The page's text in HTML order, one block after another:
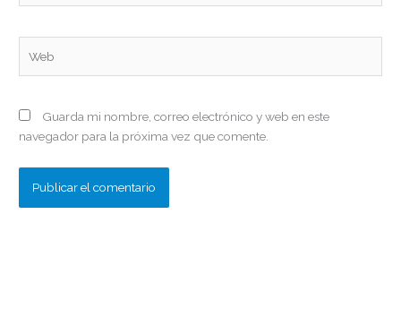
Guarda mi nombre, correo electrónico y web en este
navegador para la próxima vez que comente.